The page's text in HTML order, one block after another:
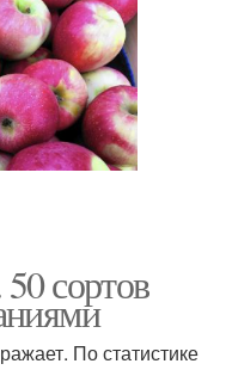
сортов
По статистике